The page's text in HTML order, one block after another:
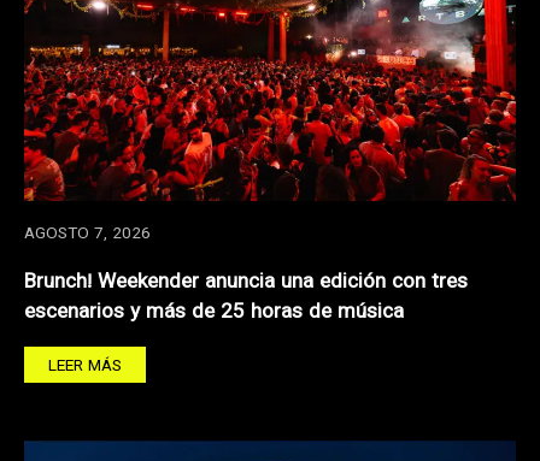
AGOSTO 7, 2026
Brunch! Weekender anuncia una edición con tres
escenarios y más de 25 horas de música
LEER MÁS